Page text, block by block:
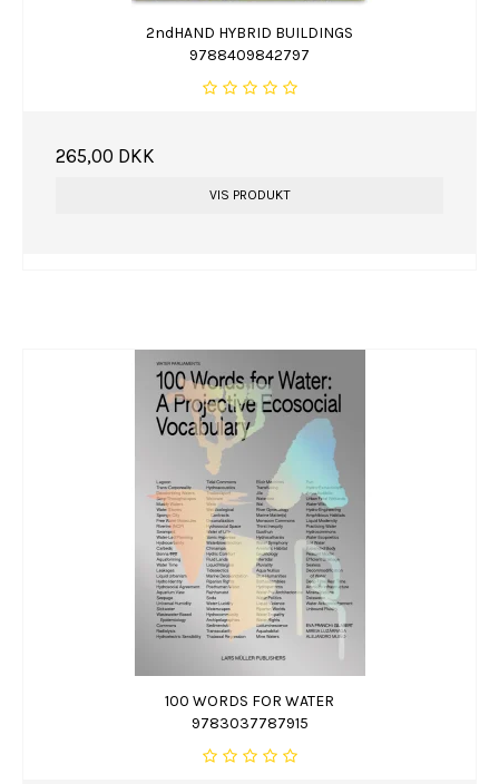
2ndHAND HYBRID BUILDINGS
9788409842797
265,00 DKK
VIS PRODUKT
100 WORDS FOR WATER
9783037787915